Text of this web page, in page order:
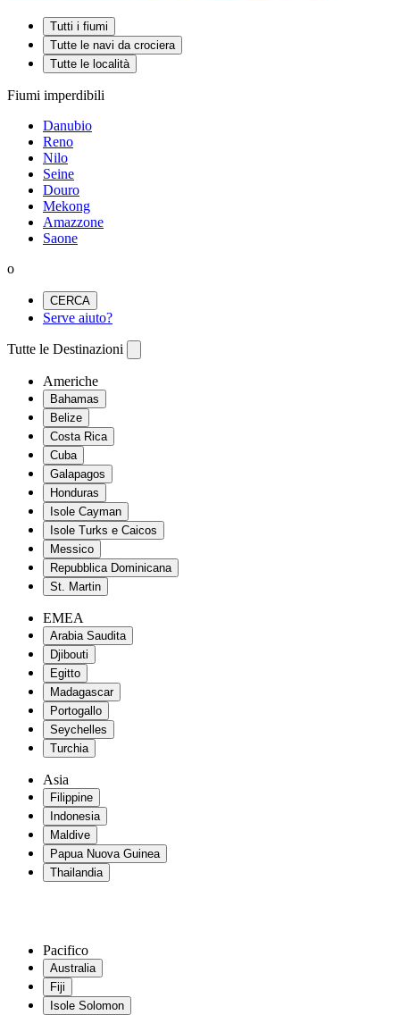
Tutti i fiumi
Tutte le navi da crociera
Tutte le località
Fiumi imperdibili
Danubio
Reno
Nilo
Seine
Douro
Mekong
Amazzone
Saone
o
CERCA
Serve aiuto?
Tutte le Destinazioni
Americhe
Bahamas
Belize
Costa Rica
Cuba
Galapagos
Honduras
Isole Cayman
Isole Turks e Caicos
Messico
Repubblica Dominicana
St. Martin
EMEA
Arabia Saudita
Djibouti
Egitto
Madagascar
Portogallo
Seychelles
Turchia
Asia
Filippine
Indonesia
Maldive
Papua Nuova Guinea
Thailandia
Pacifico
Australia
Fiji
Isole Solomon